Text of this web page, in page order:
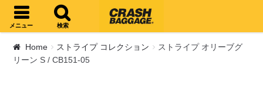
ナビゲーションへスキップ
コンテンツへスキップ
メニュー 検索
Home ストライプ コレクション
ストライプ オリーブグ
リーン S / CB151-05